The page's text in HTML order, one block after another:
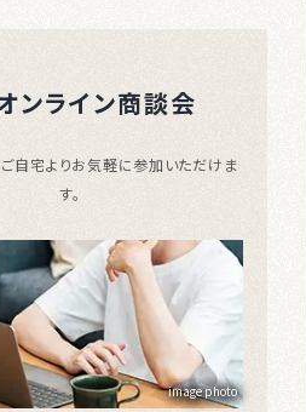
ンライン商談会
ご自宅よりお気軽に参加いただけま
す。
image photo